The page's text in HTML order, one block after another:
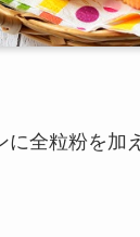
に全粒粉を加